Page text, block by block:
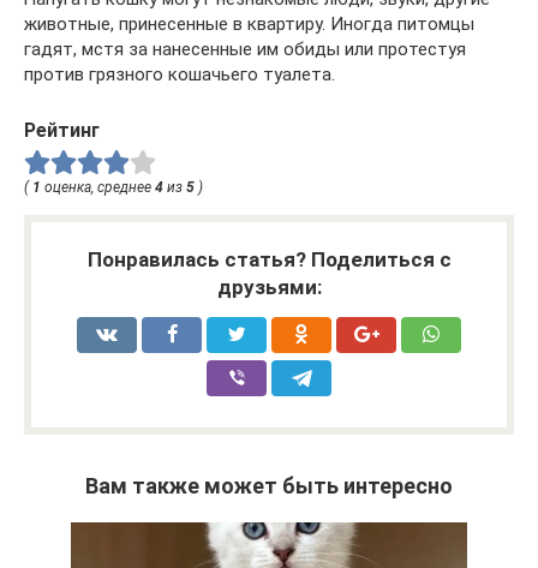
животные, принесенные в квартиру. Иногда питомцы
гадят, мстя за нанесенные им обиды или протестуя
против грязного кошачьего туалета.
Рейтинг
( 1 оценка, среднее 4 из 5 )
Понравилась статья? Поделиться с
друзьями:
Вам также может быть интересно